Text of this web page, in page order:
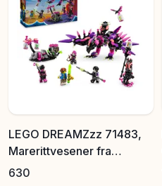
LEGO DREAMZzz 71483,
Marerittvesener fra
Neverheksen
630